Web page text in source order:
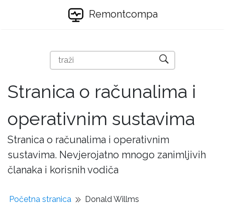
Remontcompa
Stranica o računalima i
operativnim sustavima
Stranica o računalima i operativnim
sustavima. Nevjerojatno mnogo zanimljivih
članaka i korisnih vodiča
Početna stranica Donald Willms